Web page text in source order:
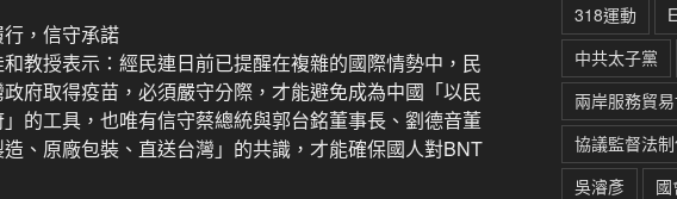
行，信守承諾
教授表示：經民連日前已提醒在複雜的國際情勢中，民
府取得疫苗，必須嚴守分際，才能避免成為中國「以民
的工具，也唯有信守蔡總統與郭台銘董事長、劉德音董
、原廠包裝、直送台灣」的共識，才能確保國人對BNT
318運動
中共太子黨
兩岸服務貿
協議監督法
吳濬彥
國